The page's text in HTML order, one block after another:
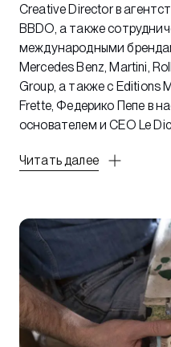
Creative Director в
BBDO, а также
международными
Mercedes Benz, Martini,
Group, а также с Editions
Frette, Федерико Пепе в
основателем и CEO Le
Читать далее